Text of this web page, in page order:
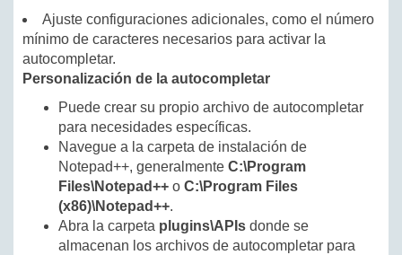
Ajuste configuraciones adicionales, como el número
mínimo de caracteres necesarios para activar la
autocompletar.
Personalización de la autocompletar
Puede crear su propio archivo de autocompletar
para necesidades específicas.
Navegue a la carpeta de instalación de
Notepad++, generalmente C:\Program
Files\Notepad++ o C:\Program Files
(x86)\Notepad++.
Abra la carpeta plugins\APIs donde se
almacenan los archivos de autocompletar para